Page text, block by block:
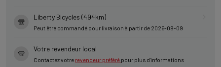
Liberty Bicycles (494km)
Peut être commandé pour livraison à partir de 2026-09-09
Votre revendeur local
Contactez votre revendeur préféré pour plus d'informations